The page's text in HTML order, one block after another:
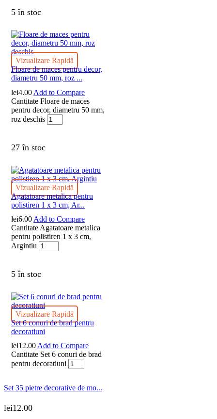
5 în stoc
Vizualizare Rapidă
Floare de maces pentru decor,
diametru 50 mm, roz ...
lei4.00 Add to Compare
Cantitate Floare de maces
pentru decor, diametru 50 mm,
roz deschis
27 în stoc
Vizualizare Rapidă
Agatatoare metalica pentru
polistiren 1 x 3 cm, Ar...
lei6.00 Add to Compare
Cantitate Agatatoare metalica
pentru polistiren 1 x 3 cm,
Argintiu
5 în stoc
Vizualizare Rapidă
Set 6 conuri de brad pentru
decoratiuni
lei12.00 Add to Compare
Cantitate Set 6 conuri de brad
pentru decoratiuni
Set 35 pietre decorative de mo...
lei12.00